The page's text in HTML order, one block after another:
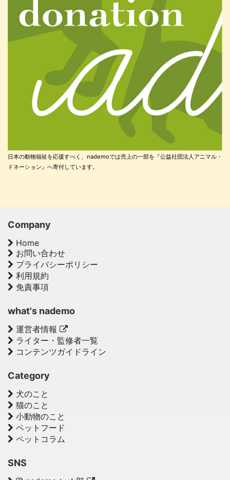
日本の動物福祉を応援すべく、nademoでは売上の一部を『公益社団法人アニマル・
ドネーション』へ寄付しています。
Company
Home
お問い合わせ
プライバシーポリシー
利用規約
免責事項
what's nademo
運営者情報
ライター・監修者一覧
コンテンツガイドライン
Category
犬のこと
猫のこと
小動物のこと
ペットフード
ペットコラム
SNS